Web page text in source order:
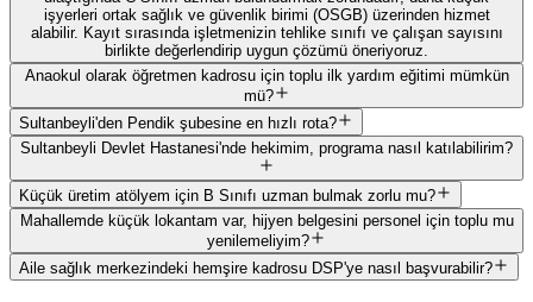
işyerleri ortak sağlık ve güvenlik birimi (OSGB) üzerinden hizmet
alabilir. Kayıt sırasında işletmenizin tehlike sınıfı ve çalışan sayısını
birlikte değerlendirip uygun çözümü öneriyoruz.
Anaokul olarak öğretmen kadrosu için toplu ilk yardım eğitimi mümkün
mü?
Sultanbeyli'den Pendik şubesine en hızlı rota?
Sultanbeyli Devlet Hastanesi'nde hekimim, programa nasıl katılabilirim?
Küçük üretim atölyem için B Sınıfı uzman bulmak zorlu mu?
Mahallemde küçük lokantam var, hijyen belgesini personel için toplu mu
yenilemeliyim?
Aile sağlık merkezindeki hemşire kadrosu DSP'ye nasıl başvurabilir?